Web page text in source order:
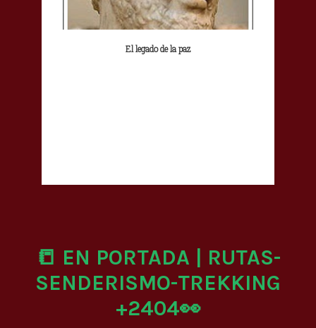
El legado de la paz
📒 EN PORTADA | RUTAS-
SENDERISMO-TREKKING
+2404👀